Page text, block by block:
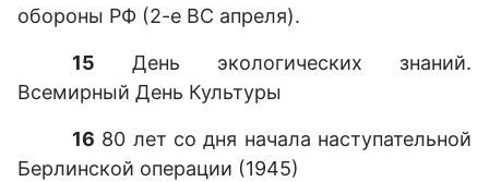
обороны РФ (2-е ВС апреля).
15 День экологических знаний.
Всемирный День Культуры
16 80 лет со дня начала наступательной
Берлинской операции (1945)